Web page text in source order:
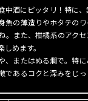
中酒にピッタリ！特に
魚の薄造りやホタテの
。また、柑橘系のアク
めます。
、またはぬる燗で。特
であるコクと深みをじ